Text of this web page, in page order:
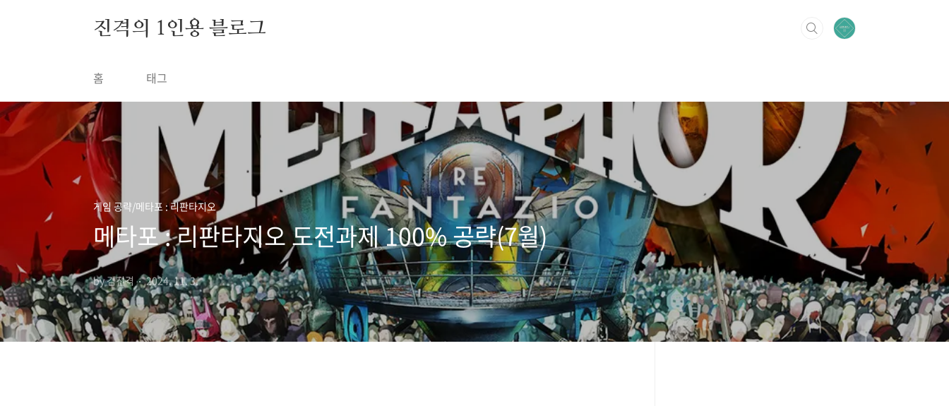
진격의 1인용 블로그
홈 태그
게임 공략/메타포 : 리판타지오
메타포 : 리판타지오 도전과제 100% 공략(7월)
by 김진격 2024. 11. 3.